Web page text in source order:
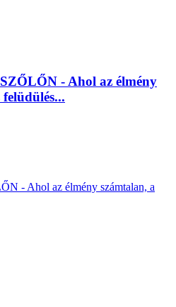
- Ahol az élmény
- Ahol az élmény számtalan, a